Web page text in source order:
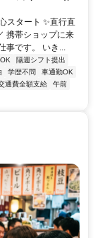
スタート ✨直行直
携帯ショップに来
事です。 いき...
隔週シフト提出
学歴不問
車通勤OK
通費全額支給
午前